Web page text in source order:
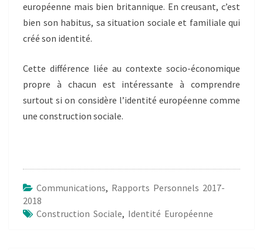
européenne mais bien britannique. En creusant, c’est
bien son habitus, sa situation sociale et familiale qui
créé son identité.
Cette différence liée au contexte socio-économique
propre à chacun est intéressante à comprendre
surtout si on considère l’identité européenne comme
une construction sociale.
Communications, Rapports Personnels 2017-
2018
Construction Sociale, Identité Européenne